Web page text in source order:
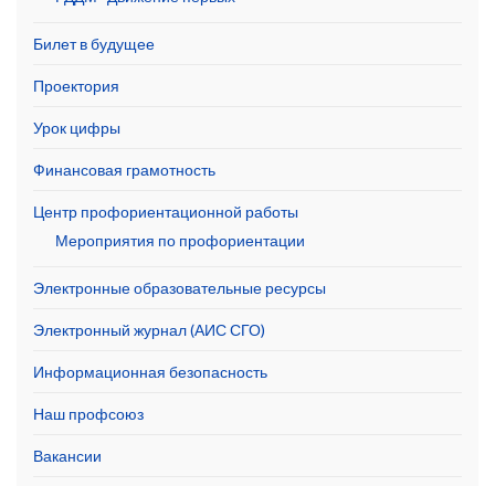
Билет в будущее
Проектория
Урок цифры
Финансовая грамотность
Центр профориентационной работы
Мероприятия по профориентации
Электронные образовательные ресурсы
Электронный журнал (АИС СГО)
Информационная безопасность
Наш профсоюз
Вакансии